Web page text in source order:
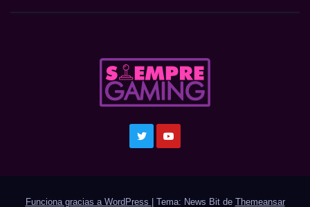
Funciona gracias a WordPress Tema: News Bit de Themeansar